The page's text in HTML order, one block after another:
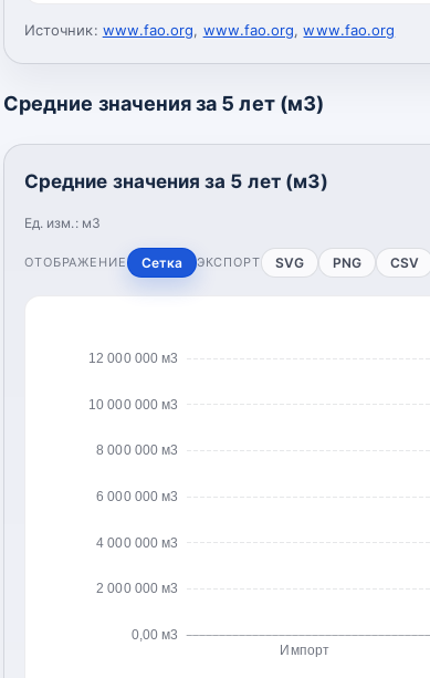
Источник: www.fao.org, www.fao.org,www.fao.org
Средние значения за 5 лет (м3)
Средние значения за 5 лет (м3)
Ед. изм.: м3
ОТОБРАЖЕНИЕ Сетка ЭКСПОРТ SVG PNG CSV
0,00 м3
2 000 000 м3
4 000 000 м3
6 000 000 м3
8 000 000 м3
10 000 000 м3
12 000 000 м3
Импорт